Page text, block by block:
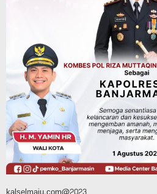
Pemerintahan Sosial & Keagamaan
Banjarmasin Pilot
Digital, Target 30
Jauh, Komisi II DPR
Agustus 7, 2026